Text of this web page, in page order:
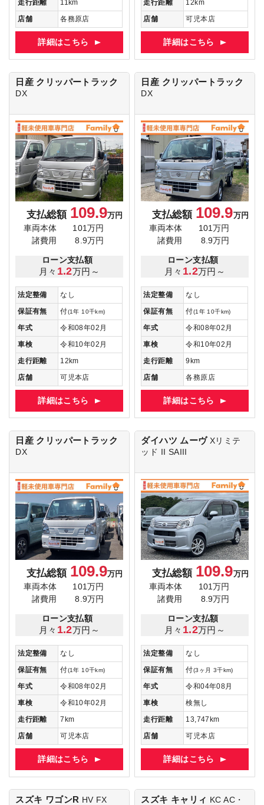
走行距離
11km
店舗
各務原店
詳細はこちら
走行距離
12km
店舗
可児本店
詳細はこちら
日産 クリッパートラック
DX
支払総額 109.9万円
車両本体
101万円
諸費用
8.9万円
ローン支払額
月々 1.2万円～
法定整備
なし
保証有無
付(1年 10千km)
年式
令和08年02月
車検
令和10年02月
走行距離
12km
店舗
可児本店
詳細はこちら
日産 クリッパートラック
DX
支払総額 109.9万円
車両本体
101万円
諸費用
8.9万円
ローン支払額
月々 1.2万円～
法定整備
なし
保証有無
付(1年 10千km)
年式
令和08年02月
車検
令和10年02月
走行距離
9km
店舗
各務原店
詳細はこちら
日産 クリッパートラック
DX
支払総額 109.9万円
車両本体
101万円
諸費用
8.9万円
ローン支払額
月々 1.2万円～
法定整備
なし
保証有無
付(1年 10千km)
年式
令和08年02月
車検
令和10年02月
走行距離
7km
店舗
可児本店
詳細はこちら
ダイハツ ムーヴ Xリミテ
ッド II SAIII
支払総額 109.9万円
車両本体
101万円
諸費用
8.9万円
ローン支払額
月々 1.2万円～
法定整備
なし
保証有無
付(3ヶ月 3千km)
年式
令和04年08月
車検
検無し
走行距離
13,747km
店舗
可児本店
詳細はこちら
スズキ ワゴンR HV FX スズキ キャリィ KC AC・